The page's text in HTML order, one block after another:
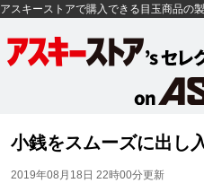
アスキーストアで購入できる目玉商品の
小銭をスムーズに出し
2019年08月18日 22時00分更新